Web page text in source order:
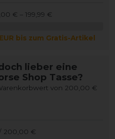
€ – 199,99 €
bis zum Gratis-Artikel
lieber eine
Shop Tasse?
von 200,00 €
200,00 €